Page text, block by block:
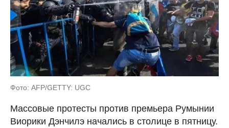
Фото: AFP/GETTY: UGC
Массовые протесты против премьера Румынии
Виорики Дэнчилэ начались в столице в пятницу.